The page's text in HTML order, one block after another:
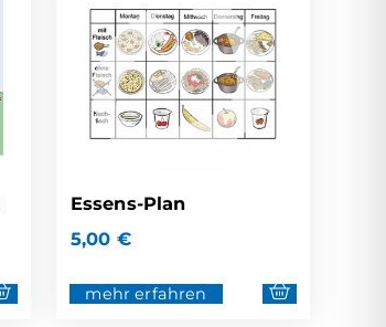
Essens-Plan
5,00 €
mehr erfahren